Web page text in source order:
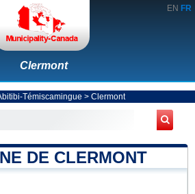
EN FR
Clermont
Témiscamingue > Clermont
DE CLERMONT